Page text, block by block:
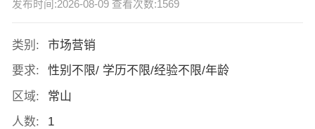
发布时间:2026-08-09 查看次数:1569
类别:
市场营销
要求:
性别不限/ 学历不限/经验不限/年龄
区域:
常山
人数:
1